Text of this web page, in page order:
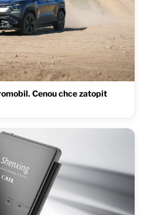
Cenou chce zatopit